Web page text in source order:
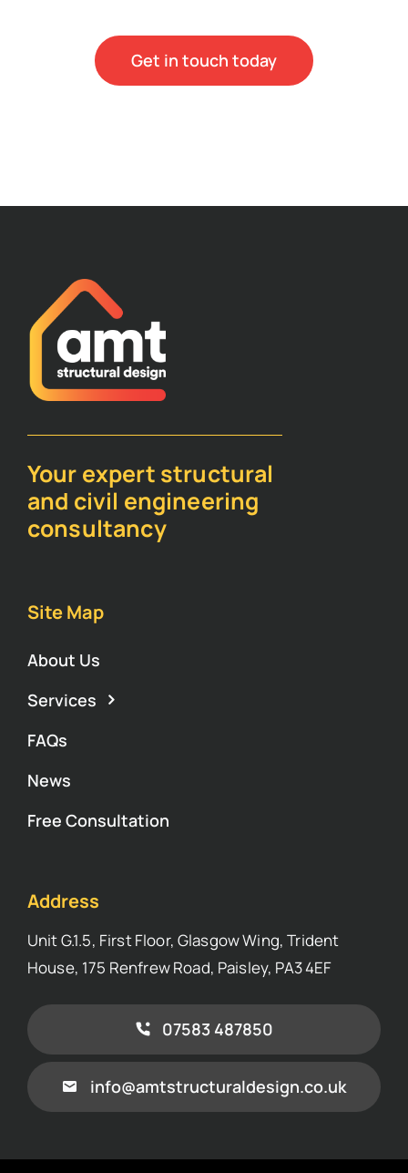
Get in touch today
Your expert structural
and civil engineering
consultancy
Site Map
About Us
Services
FAQs
News
Free Consultation
Address
Unit G.1.5, First Floor, Glasgow Wing, Trident
House, 175 Renfrew Road, Paisley, PA3 4EF
07583 487850
info@amtstructuraldesign.co.uk